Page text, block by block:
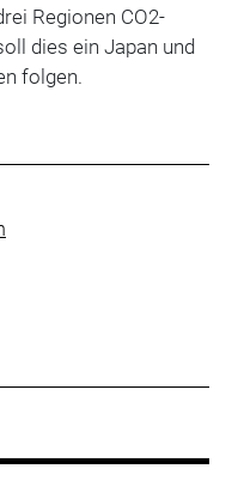
Regionen CO2-
dies ein Japan und
folgen.